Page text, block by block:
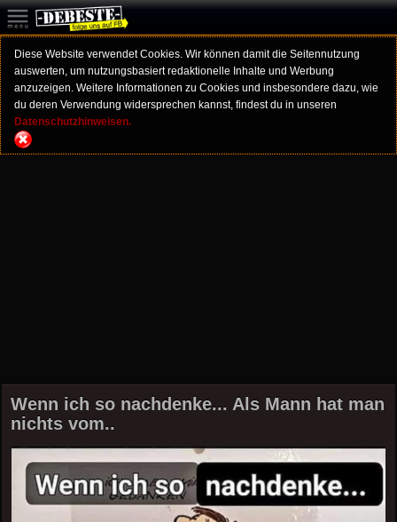
Diese Website verwendet Cookies. Wir können damit die Seitennutzung
auswerten, um nutzungsbasiert redaktionelle Inhalte und Werbung
anzuzeigen. Weitere Informationen zu Cookies und insbesondere dazu, wie
du deren Verwendung widersprechen kannst, findest du in unseren
Datenschutzhinweisen.
Wenn ich so nachdenke... Als Mann hat man
nichts vom..